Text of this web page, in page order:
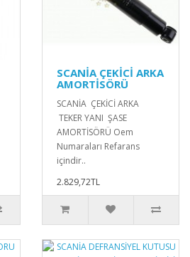
SCANİA ÇEKİCİ ARKA
AMORTİSÖRÜ
SCANİA ÇEKİCİ ARKA
TEKER YANI ŞASE
AMORTİSÖRÜ Oem
Numaraları Refarans
içindir..
2.829,72TL